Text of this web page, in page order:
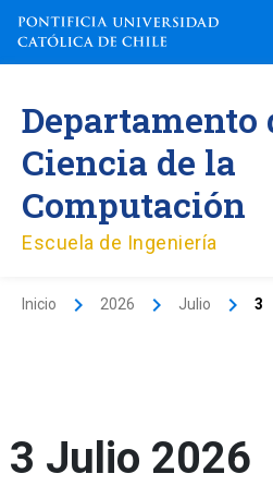
contenido
Departamento
Ciencia de la
Computación
Escuela de Ingeniería
Inicio 2026 Julio 3
3 Julio 2026